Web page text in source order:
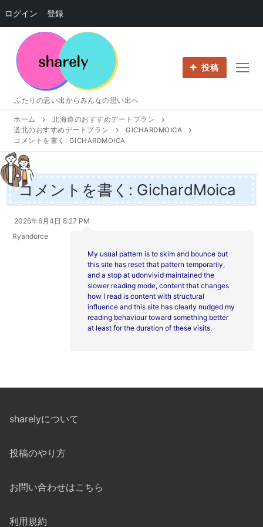
ログイン 登録
ッ
プ
ふたりの思い出からみんなの思い出へ
投稿
ホーム
北海道のおすすめデートプラン
道北のおすすめデートプラン
GICHARDMOICA
コメントを書く: GICHARDMOICA
コメントを書く: GichardMoica
2026年6月4日 8:27 PM
Ryandorce
My usual pattern is to skim and bounce but
this site has reset that pattern temporarily,
and a stop at udonvivid maintained the
slower reading mode, content that changes
how I read is content with structural
influence and this site has clearly nudged my
reading behaviour toward something better
at least for the duration of these visits.
sharelyについて
投稿のやり方
お問い合わせはこちら
利用規約